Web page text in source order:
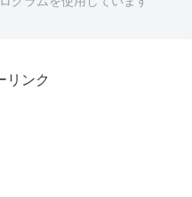
リンク